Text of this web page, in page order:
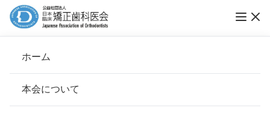
ホーム
本会について